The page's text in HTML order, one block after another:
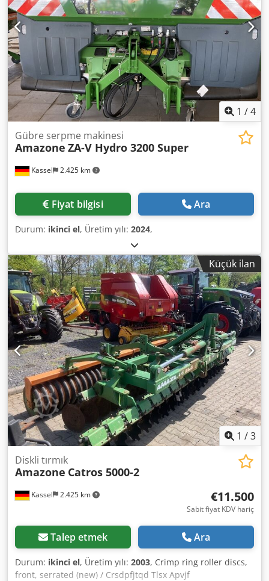
1 /4
Kassel 2.425 km
Gübre serpme makinesi
Amazone ZA-V Hydro 3200 Super
Fiyat bilgisi Ara
Durum: ikinci el, Üretim yılı: 2024,
Küçük ilan
1 /3
Kassel 2.425 km
Diskli tırmık
Amazone Catros 5000-2
€11.500
Sabit fiyat KDV hariç
Talep etmek Ara
Durum: ikinci el, Üretim yılı: 2003, Crimp ring roller discs,
front, serrated (new) / Crsdpfjtqd Tlsx Apvjf